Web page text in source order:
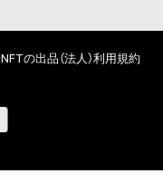
ては、公序良俗や法令
など、作成者が不適切
ていただきます。
その損害がいかなる原
NFTの出品（法人）利用規約